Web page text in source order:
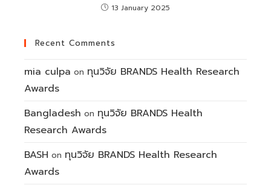
13 January 2025
Recent Comments
mia culpa on ทุนวิจัย BRANDS Health Research
Awards
Bangladesh on ทุนวิจัย BRANDS Health
Research Awards
BASH on ทุนวิจัย BRANDS Health Research
Awards